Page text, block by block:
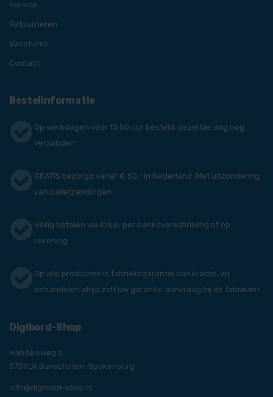
Service
Retourneren
Vacatures
Contact
Bestelinformatie
Op werkdagen vóór 13:00 uur besteld, dezelfde dag nog
verzonden
GRATIS bezorgd vanaf € 50,- in Nederland. Met uitzondering
van palletzendingen
Veilig betalen via iDeal, per bankoverschrijving of op
rekening
Op alle producten is fabrieksgarantie van kracht, wij
behandelen altijd zelf uw garantie aanvraag bij de fabrikant
Digibord-Shop
Handelsweg 2
3751 LR Bunschoten-Spakenburg
info@digibord-shop.nl